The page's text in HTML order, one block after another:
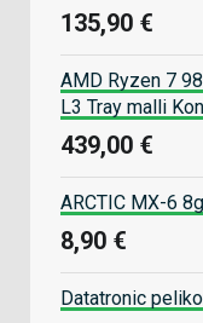
135,90 €
AMD Ryzen 7
L3 Tray malli
439,00 €
ARCTIC MX-6
8,90 €
Datatronic